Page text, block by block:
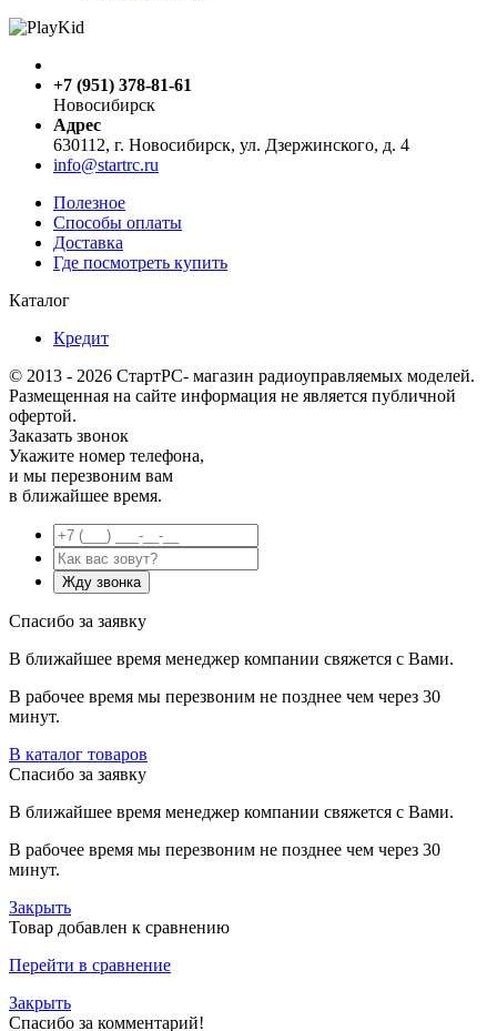
+7 (951) 378-81-61
Новосибирск
Адрес
630112, г. Новосибирск, ул. Дзержинского, д. 4
info@startrc.ru
Полезное
Способы оплаты
Доставка
Где посмотреть купить
Каталог
Кредит
© 2013 - 2026 СтартРС- магазин радиоуправляемых моделей.
Размещенная на сайте информация не является публичной
офертой.
Заказать звонок
Укажите номер телефона,
и мы перезвоним вам
в ближайшее время.
Спасибо за заявку
В ближайшее время менеджер компании свяжется с Вами.
В рабочее время мы перезвоним не позднее чем через 30
минут.
В каталог товаров
Спасибо за заявку
В ближайшее время менеджер компании свяжется с Вами.
В рабочее время мы перезвоним не позднее чем через 30
минут.
Закрыть
Товар добавлен к сравнению
Перейти в сравнение
Закрыть
Спасибо за комментарий!